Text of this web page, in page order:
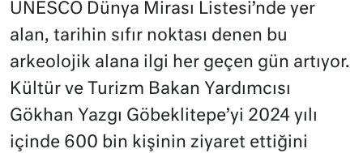
UNESCO Dünya Mirası Listesi’nde yer
alan, tarihin sıfır noktası denen bu
arkeolojik alana ilgi her geçen gün artıyor.
Kültür ve Turizm Bakan Yardımcısı
Gökhan Yazgı Göbeklitepe’yi 2024 yılı
içinde 600 bin kişinin ziyaret ettiğini